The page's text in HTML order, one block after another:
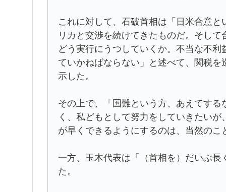
これに対して、石破首相は「日米合意
リカと交渉を続けてきたものだ。そし
どう実行にうつしていくか。不当な不
ていかねばならない」と述べて、関税
示した。
その上で、「国難という方、あえてす
く、私どもとして努力をしていきたい
が早くできるようにするのは、当然の
一方、玉木代表は「（首相を）だいぶ
た。